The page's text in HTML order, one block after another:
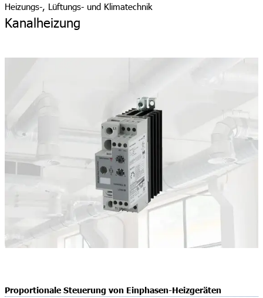
Heizungs-, Lüftungs- und Klimatechnik
Kanalheizung
Proportionale Steuerung von Einphasen-Heizgeräten